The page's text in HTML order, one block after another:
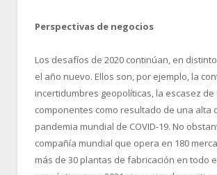
Perspectivas de negocios
Los desafíos de 2020 continúan, en
el año nuevo. Ellos son, por ejemplo, la
incertidumbres geopolíticas, la escasez
componentes como resultado de una alta
pandemia mundial de COVID-19. No
compañía mundial que opera en 180
más de 30 plantas de fabricación en todo